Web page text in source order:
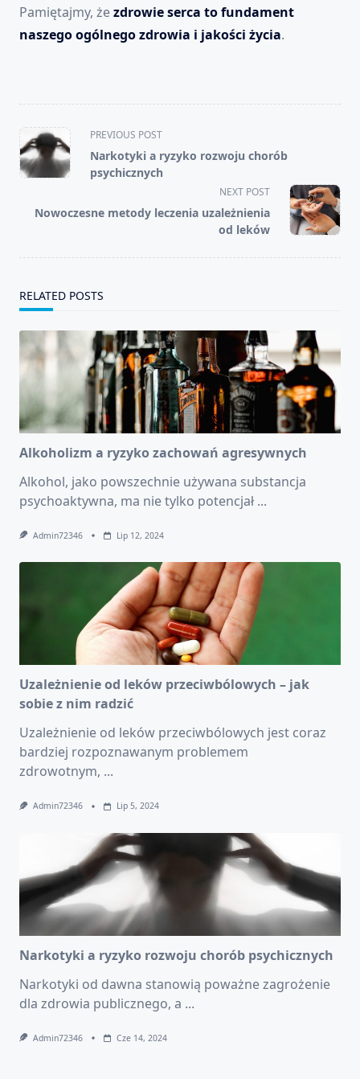
Pamiętajmy, żezdrowie serca to fundament
naszego ogólnego zdrowia i jakości życia.
<span
class="nav-
subtitle
reader-
PREVIOUS POST
Narkotyki a ryzyko rozwoju chorób
psychicznych
NEXT POST
Nowoczesne metody leczenia uzależnienia
od leków
RELATED POSTS
Alkoholizm a ryzyko zachowań agresywnych
Alkohol, jako powszechnie używana substancja
psychoaktywna, ma nie tylko potencjał ...
Admin72346 Lip 12, 2024
Uzależnienie od leków przeciwbólowych – jak
sobie z nim radzić
Uzależnienie od leków przeciwbólowych jest coraz
bardziej rozpoznawanym problemem
zdrowotnym, ...
Admin72346 Lip 5, 2024
Narkotyki a ryzyko rozwoju chorób psychicznych
Narkotyki od dawna stanowią poważne zagrożenie
dla zdrowia publicznego, a ...
Admin72346 Cze 14, 2024